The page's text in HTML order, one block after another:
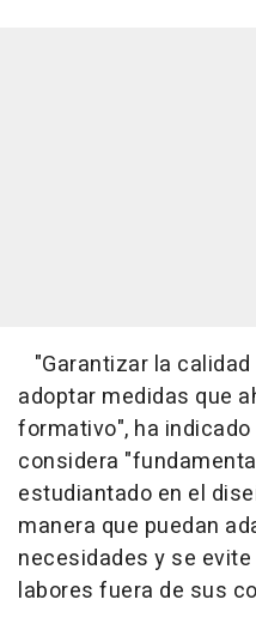
"Garantizar la
adoptar medidas que
formativo", ha
considera
estudiantado en el
manera que puedan
necesidades y se
labores fuera de sus